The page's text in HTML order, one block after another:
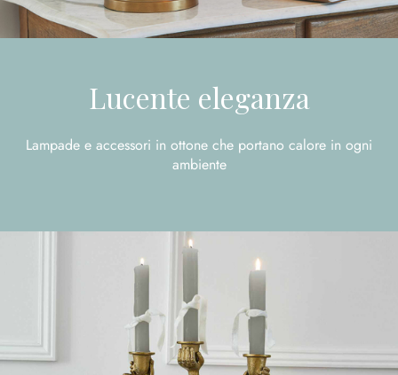
Lucente eleganza
Lampade e accessori in ottone che portano calore in ogni
ambiente